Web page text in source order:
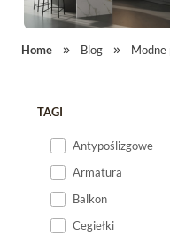
Home Blog Modne
TAGI
Antypoślizgowe
Armatura
Balkon
Cegiełki